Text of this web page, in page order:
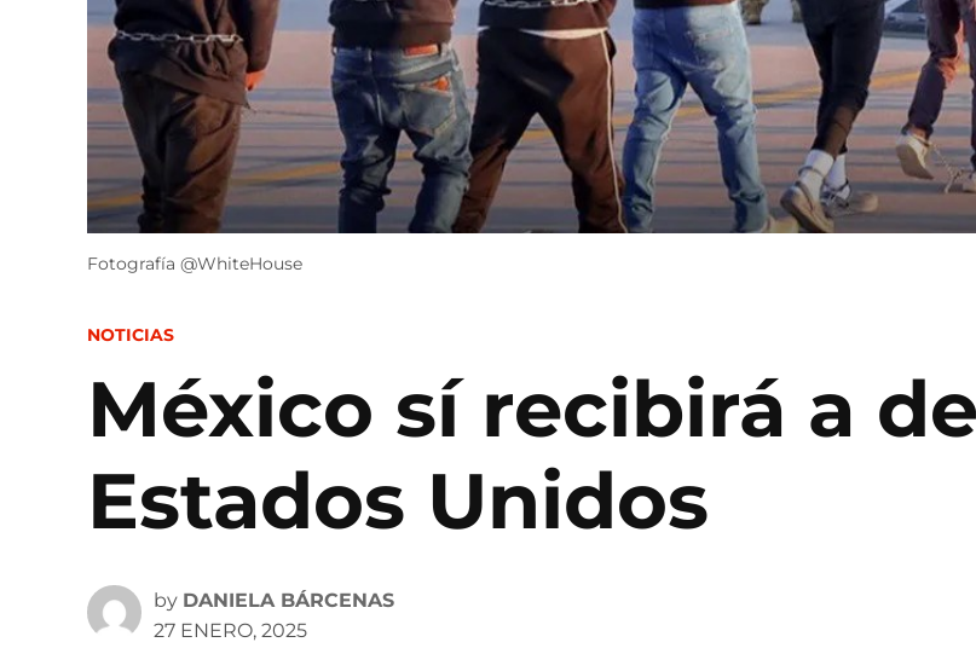
Fotografía @WhiteHouse
POSTED
NOTICIAS
México sí recibirá a
Estados Unidos
by DANIELA BÁRCENAS
27 ENERO, 2025